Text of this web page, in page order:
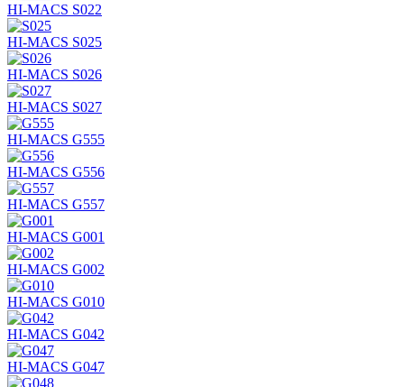
HI-MACS S022
HI-MACS S025
HI-MACS S026
HI-MACS S027
HI-MACS G555
HI-MACS G556
HI-MACS G557
HI-MACS G001
HI-MACS G002
HI-MACS G010
HI-MACS G042
HI-MACS G047